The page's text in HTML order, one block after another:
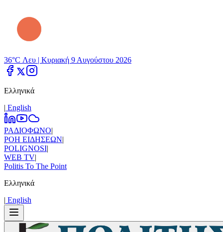
36°C Λευ | Κυριακή 9 Αυγούστου 2026
Ελληνικά
| Εnglish
ΡΑΔΙΟΦΩΝΟ|
ΡΟΗ ΕΙΔΗΣΕΩΝ|
POLIGNOSI|
WEB TV|
Politis To The Point
Ελληνικά
| Εnglish